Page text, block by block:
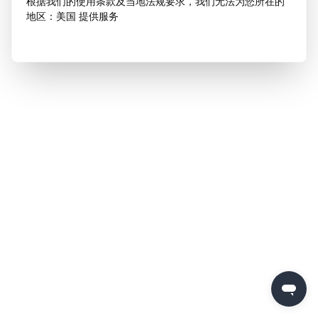
地区：美国 提供服务